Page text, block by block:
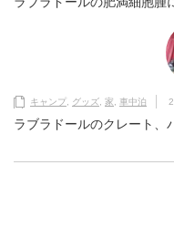
キャンプ グッズ 家 車中泊
ラブラドールのクレート、